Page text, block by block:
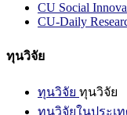
CU Social
CU-Daily
ทุนวิจัย
ทุนวิจัย ทุนวิจัย
ทุนวิจัยในประเ